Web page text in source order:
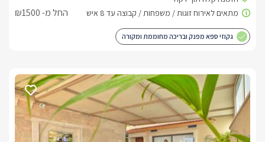
חצר נפרדת לכל אחת מהסוויטות
עם בריכות פרטיות הניצבות על בימה גבוהה, (מחוממות בחודשי
החורף). בסמוך ניצב גקוזי ספא רחב ומפנק לכל סוויטה. עם פינות
ישיבה, מיטות שיזוף, ערסלים, מסך טלוויזיה חיצוני מתכוונן, ופינת
ברביקיו. אין לנו ספק שבסוויטות אור המוריה תגלו עולם של חוויות.
החל מ- ₪1500
גקוזי ספא מפנק ובריכה מחוממת ומקורה